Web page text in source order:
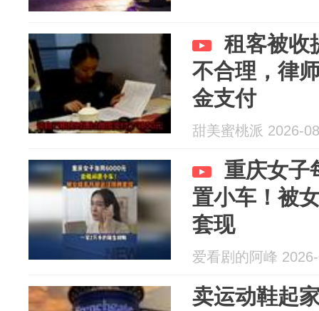
租客被收
不合理，律
金支付
甜美蜜桃派 2026-
重庆女子
置小车！被
套现
爱看剧的阿峰
卖运动鞋起